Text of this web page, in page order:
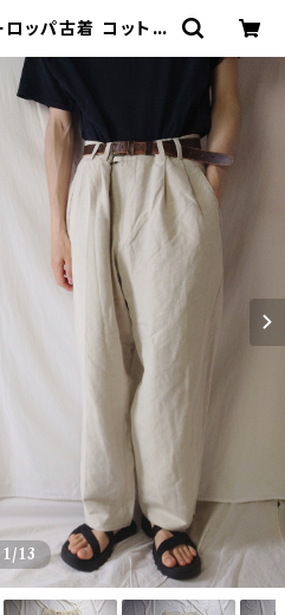
ロッパ古着 コットン
古着屋 9chord
1/13